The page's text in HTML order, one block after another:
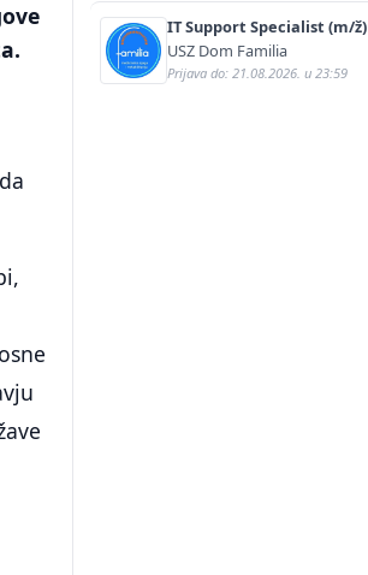
IT Support Specialist (m/ž)
USZ Dom Familia
Prijava do: 21.08.2026. u 23:59